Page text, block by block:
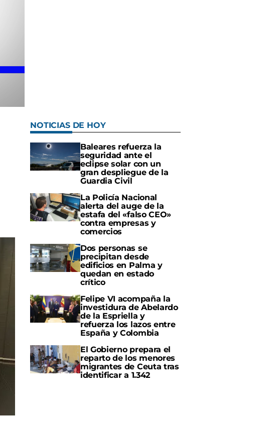
NOTICIAS DE HOY
Baleares refuerza la
seguridad ante el
eclipse solar con un
gran despliegue de la
Guardia Civil
La Policía Nacional
alerta del auge de la
estafa del «falso CEO»
contra empresas y
comercios
Dos personas se
precipitan desde
edificios en Palma y
quedan en estado
crítico
Felipe VI acompaña la
investidura de Abelardo
de la Espriella y
refuerza los lazos entre
España y Colombia
El Gobierno prepara el
reparto de los menores
migrantes de Ceuta tras
identificar a 1.342